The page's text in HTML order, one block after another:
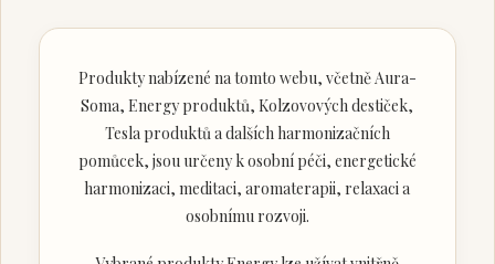
Produkty nabízené na tomto webu, včetně Aura-
Soma, Energy produktů, Kolzovových destiček,
Tesla produktů a dalších harmonizačních
pomůcek, jsou určeny k osobní péči, energetické
harmonizaci, meditaci, aromaterapii, relaxaci a
osobnímu rozvoji.